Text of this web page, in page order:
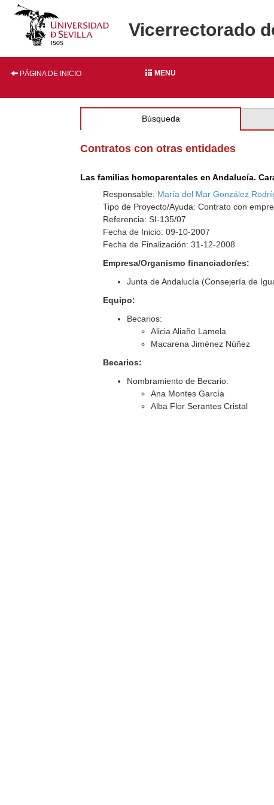
Vicerrectorado
PÁGINA DE INICIO MENU
Búsqueda
Contratos con otras entidades
Las familias homoparentales en Andalucía.
Responsable: María del Mar González
Tipo de Proyecto/Ayuda: Contrato con
Referencia: SI-135/07
Fecha de Inicio: 09-10-2007
Fecha de Finalización: 31-12-2008
Empresa/Organismo financiador/es:
Junta de Andalucía (Consejería de
Equipo:
Becarios:
Alicia Aliaño Lamela
Macarena Jiménez Núñez
Becarios:
Nombramiento de Becario:
Ana Montes García
Alba Flor Serantes Cristal